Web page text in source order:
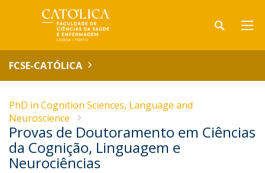
FCSE-CATÓLICA
PhD in Cognition Sciences, Language and
Neuroscience
Provas de Doutoramento em Ciências
da Cognição, Linguagem e
Neurociências